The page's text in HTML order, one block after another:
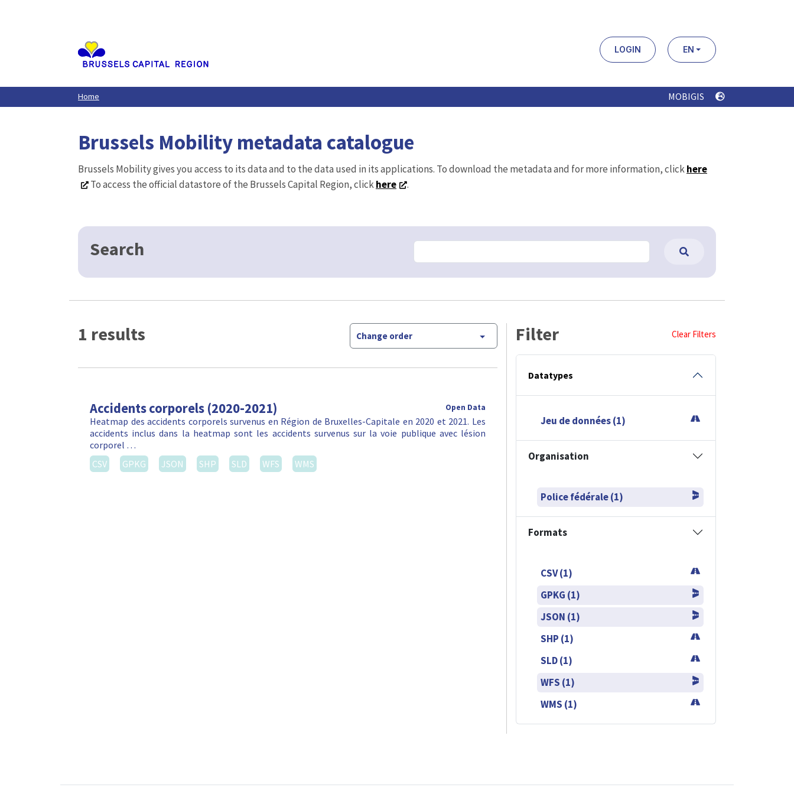
LOGIN EN
Home MOBIGIS
Brussels Mobility metadata catalogue
Brussels Mobility gives you access to its data and to the data used in its applications. To download the metadata and for more information, clickhere
To access the official datastore of the Brussels Capital Region, clickhere .
Search
1 results Change order
Accidents corporels (2020-2021) Open Data
Heatmap des accidents corporels survenus en Région de Bruxelles-Capitale en 2020 et 2021. Les
accidents inclus dans la heatmap sont les accidents survenus sur la voie publique avec lésion
corporel …
CSV
GPKG JSON SHP SLD WFS WMS
Filter Clear Filters
Datatypes
Jeu de données (1)
Organisation
Police fédérale (1)
Formats
CSV (1)
GPKG (1)
JSON (1)
SHP (1)
SLD (1)
WFS (1)
WMS (1)